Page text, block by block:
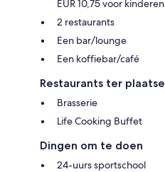
EUR 10,75 voor kinderen
2 restaurants
Een bar/lounge
Een koffiebar/café
Restaurants ter plaatse
Brasserie
Life Cooking Buffet
Dingen om te doen
24-uurs sportschool